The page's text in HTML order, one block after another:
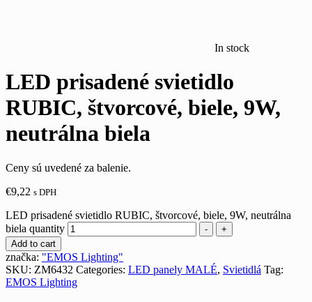
In stock
LED prisadené svietidlo
RUBIC, štvorcové, biele, 9W,
neutrálna biela
Ceny sú uvedené za balenie.
€9,22 s DPH
LED prisadené svietidlo RUBIC, štvorcové, biele, 9W, neutrálna
biela quantity
-
+
Add to cart
značka: "EMOS Lighting"
SKU: ZM6432 Categories: LED panely MALÉ, Svietidlá Tag:
EMOS Lighting